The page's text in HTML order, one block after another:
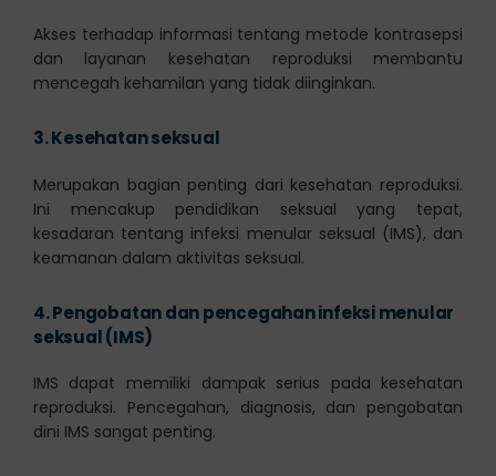
Akses terhadap informasi tentang metode kontrasepsi
dan layanan kesehatan reproduksi membantu
mencegah kehamilan yang tidak diinginkan.
3.Kesehatan seksual
Merupakan bagian penting dari kesehatan reproduksi.
Ini mencakup pendidikan seksual yang tepat,
kesadaran tentang infeksi menular seksual (IMS), dan
keamanan dalam aktivitas seksual.
4.Pengobatan dan pencegahan infeksi menular
seksual (IMS)
IMS dapat memiliki dampak serius pada kesehatan
reproduksi. Pencegahan, diagnosis, dan pengobatan
dini IMS sangat penting.